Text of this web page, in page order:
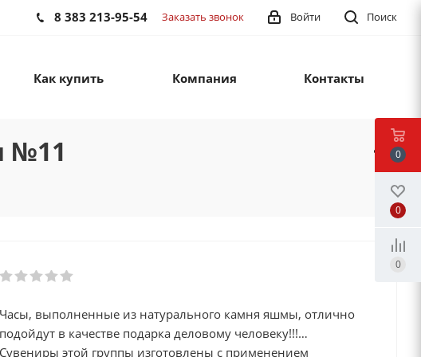
Поиск
Войти
8 383 213-95-54 Заказать звонок
Как купить Компания Контакты
№11
Часы, выполненные из натурального камня яшмы, отлично
подойдут в качестве подарка деловому человеку!!!
Сувениры этой группы изготовлены с применением
0
0
0